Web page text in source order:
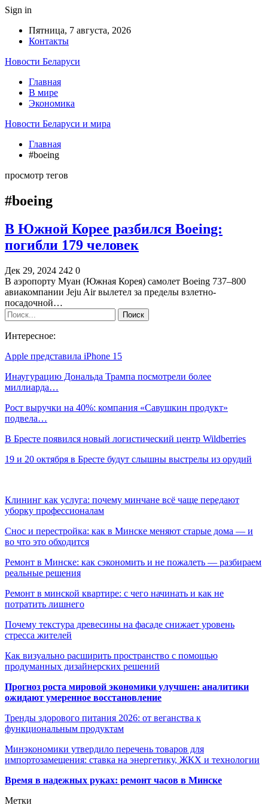
Sign in
Пятница, 7 августа, 2026
Контакты
Новости Беларуси
Главная
В мире
Экономика
Новости Беларуси и мира
Главная
#boeing
просмотр тегов
#boeing
В Южной Корее разбился Boeing:
погибли 179 человек
Дек 29, 2024 242 0
В аэропорту Муан (Южная Корея) самолет Boeing 737–800
авиакомпании Jeju Air вылетел за пределы взлетно-
посадочной…
Интересное:
Apple представила iPhone 15
Инаугурацию Дональда Трампа посмотрели более
миллиарда…
Рост выручки на 40%: компания «Савушкин продукт»
подвела…
В Бресте появился новый логистический центр Wildberries
19 и 20 октября в Бресте будут слышны выстрелы из орудий
Клининг как услуга: почему минчане всё чаще передают
уборку профессионалам
Снос и перестройка: как в Минске меняют старые дома — и
во что это обходится
Ремонт в Минске: как сэкономить и не пожалеть — разбираем
реальные решения
Ремонт в минской квартире: с чего начинать и как не
потратить лишнего
Почему текстура древесины на фасаде снижает уровень
стресса жителей
Как визуально расширить пространство с помощью
продуманных дизайнерских решений
Прогноз роста мировой экономики улучшен: аналитики
ожидают умеренное восстановление
Тренды здорового питания 2026: от веганства к
функциональным продуктам
Минэкономики утвердило перечень товаров для
импортозамещения: ставка на энергетику, ЖКХ и технологии
Время в надежных руках: ремонт часов в Минске
Метки